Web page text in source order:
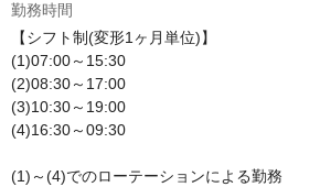
勤務時間
【シフト制(変形1ヶ月単位)】
(1)07:00～15:30
(2)08:30～17:00
(3)10:30～19:00
(4)16:30～09:30
(1)～(4)でのローテーションによる勤務